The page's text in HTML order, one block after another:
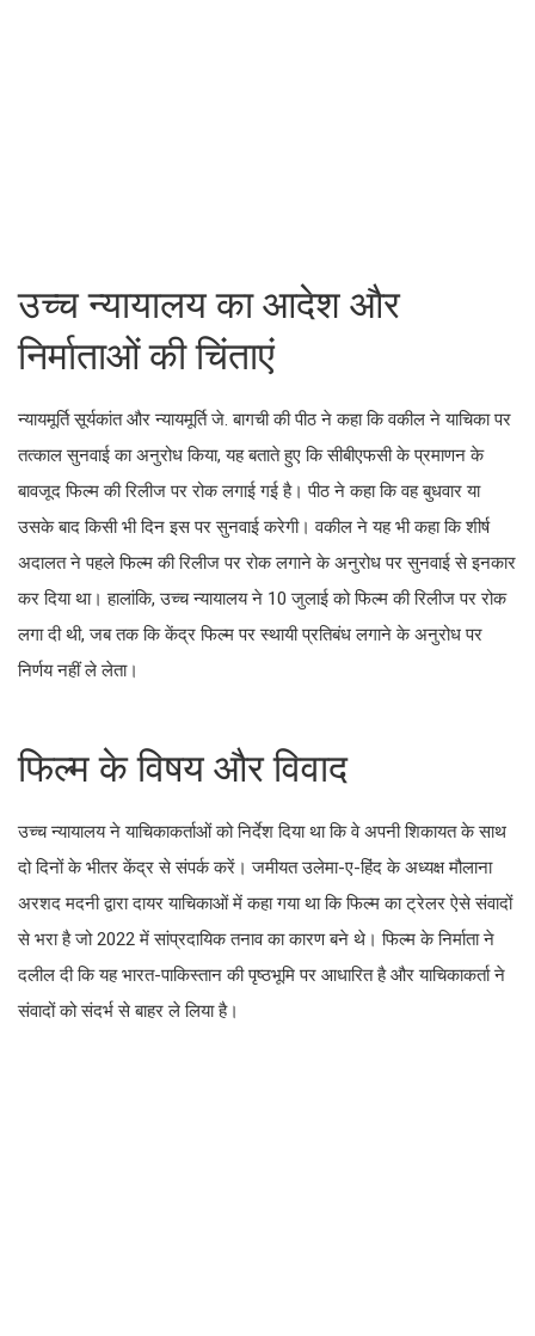
उच्च न्यायालय का आदेश और
निर्माताओं की चिंताएं
न्यायमूर्ति सूर्यकांत और न्यायमूर्ति जे. बागची की पीठ ने कहा कि वकील ने याचिका पर
तत्काल सुनवाई का अनुरोध किया, यह बताते हुए कि सीबीएफसी के प्रमाणन के
बावजूद फिल्म की रिलीज पर रोक लगाई गई है। पीठ ने कहा कि वह बुधवार या
उसके बाद किसी भी दिन इस पर सुनवाई करेगी। वकील ने यह भी कहा कि शीर्ष
अदालत ने पहले फिल्म की रिलीज पर रोक लगाने के अनुरोध पर सुनवाई से इनकार
कर दिया था। हालांकि, उच्च न्यायालय ने 10 जुलाई को फिल्म की रिलीज पर रोक
लगा दी थी, जब तक कि केंद्र फिल्म पर स्थायी प्रतिबंध लगाने के अनुरोध पर
निर्णय नहीं ले लेता।
फिल्म के विषय और विवाद
उच्च न्यायालय ने याचिकाकर्ताओं को निर्देश दिया था कि वे अपनी शिकायत के साथ
दो दिनों के भीतर केंद्र से संपर्क करें। जमीयत उलेमा-ए-हिंद के अध्यक्ष मौलाना
अरशद मदनी द्वारा दायर याचिकाओं में कहा गया था कि फिल्म का ट्रेलर ऐसे संवादों
से भरा है जो 2022 में सांप्रदायिक तनाव का कारण बने थे। फिल्म के निर्माता ने
दलील दी कि यह भारत-पाकिस्तान की पृष्ठभूमि पर आधारित है और याचिकाकर्ता ने
संवादों को संदर्भ से बाहर ले लिया है।